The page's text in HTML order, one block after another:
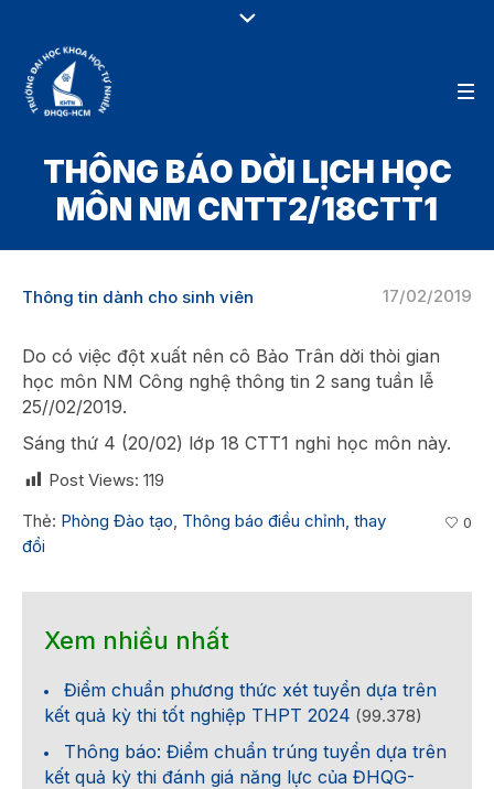
THÔNG BÁO DỜI LỊCH HỌC
MÔN NM CNTT2/18CTT1
17/02/2019
Thông tin dành cho sinh viên
Do có việc đột xuất nên cô Bảo Trân dời thòi gian
học môn NM Công nghệ thông tin 2 sang tuần lễ
25//02/2019.
Sáng thứ 4 (20/02) lớp 18 CTT1 nghỉ học môn này.
Post Views: 119
Thẻ: Phòng Đào tạo, Thông báo điều chỉnh, thay
đổi
0
Xem nhiều nhất
Điểm chuẩn phương thức xét tuyển dựa trên
kết quả kỳ thi tốt nghiệp THPT 2024 (99.378)
Thông báo: Điểm chuẩn trúng tuyển dựa trên
kết quả kỳ thi đánh giá năng lực của ĐHQG-